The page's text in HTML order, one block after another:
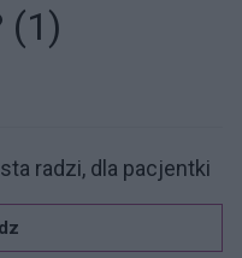
(1)
radzi, dla pacjentki